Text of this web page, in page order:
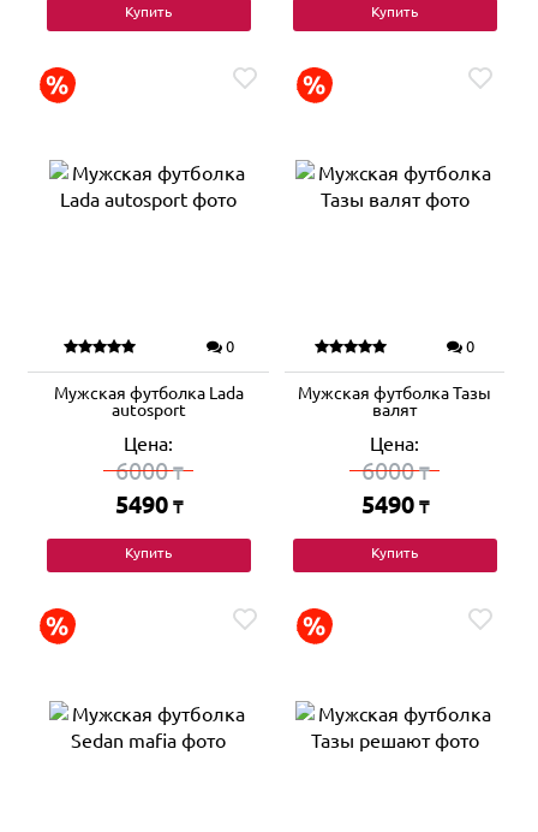
Купить Купить
0
Мужская футболка Lada
autosport
Цена:
6000₸
5490 ₸
Купить
0
Мужская футболка Тазы
валят
Цена:
6000₸
5490 ₸
Купить